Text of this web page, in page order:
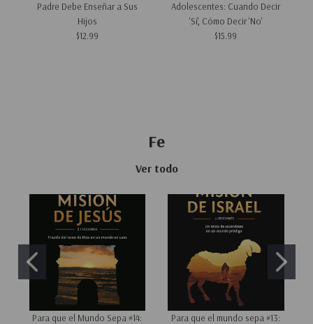
Padre Debe Enseñar a Sus
Hijos
$12.99
Adolescentes: Cuando Decir
'Sí', Cómo Decir 'No'
$15.99
Fe
Ver todo
Para que el Mundo Sepa #14:
Para que el mundo sepa #13: